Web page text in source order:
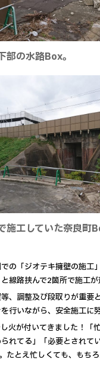
の水路Box。
施工していた奈良町
の「ジオテキ擁壁の施工
線路挟んで2箇所で施工が
、調整及び段取りが重要
行いながら、安全施工に
火が付いてきました！「
れてる」「必要とされて
たとえ忙しくても、もち